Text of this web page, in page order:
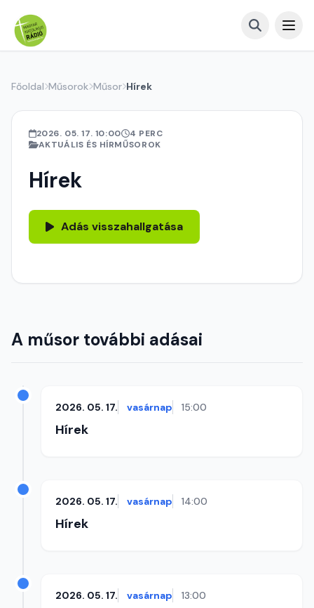
Főoldal Műsorok Műsor Hírek
2026. 05. 17. 10:00
4 PERC
AKTUÁLIS ÉS HÍRMŰSOROK
Hírek
Adás visszahallgatása
A műsor további adásai
2026. 05. 17. vasárnap 15:00
Hírek
2026. 05. 17. vasárnap 14:00
Hírek
2026. 05. 17. vasárnap 13:00